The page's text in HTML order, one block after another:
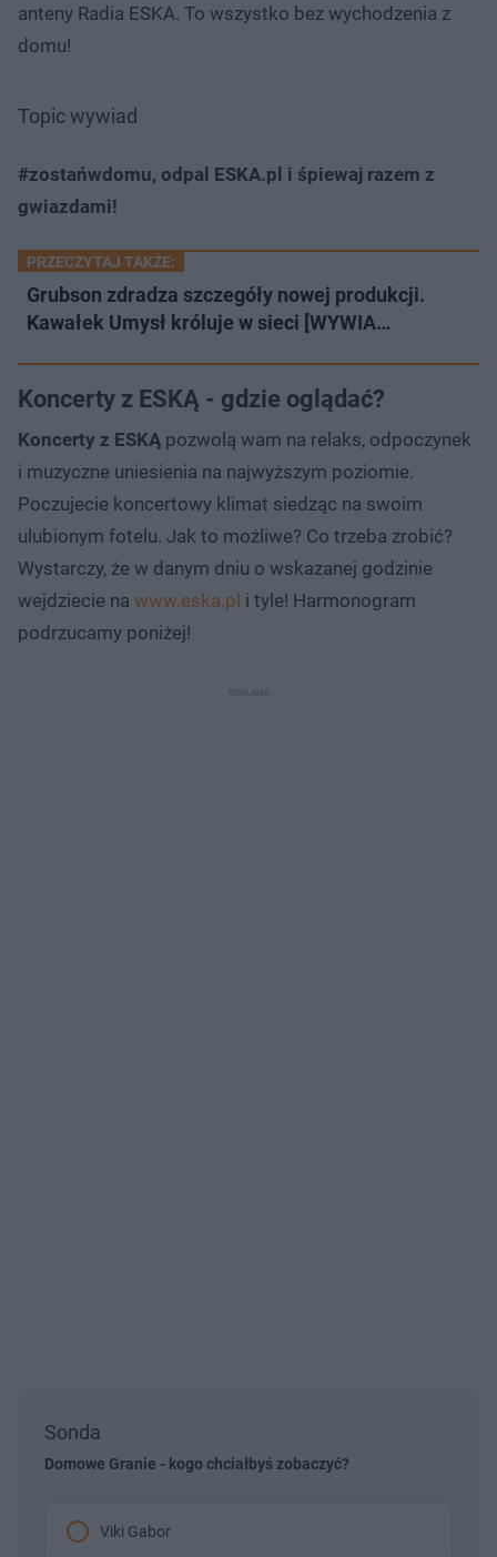
anteny Radia ESKA. To wszystko bez wychodzenia z
domu!
Topic wywiad
#zostańwdomu, odpal ESKA.pl i śpiewaj razem z
gwiazdami!
PRZECZYTAJ TAKŻE:
Grubson zdradza szczegóły nowej produkcji.
Kawałek Umysł króluje w sieci [WYWIA…
Koncerty z ESKĄ - gdzie oglądać?
Koncerty z ESKĄ pozwolą wam na relaks, odpoczynek
i muzyczne uniesienia na najwyższym poziomie.
Poczujecie koncertowy klimat siedząc na swoim
ulubionym fotelu. Jak to możliwe? Co trzeba zrobić?
Wystarczy, że w danym dniu o wskazanej godzinie
wejdziecie na www.eska.pl i tyle! Harmonogram
podrzucamy poniżej!
Sonda
Domowe Granie - kogo chciałbyś zobaczyć?
Viki Gabor